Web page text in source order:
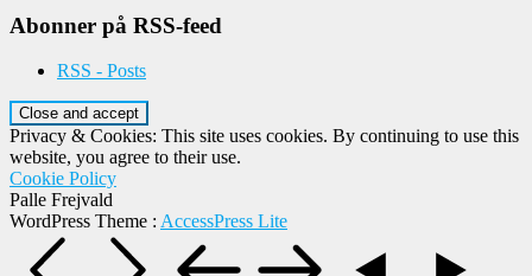
Abonner på RSS-feed
RSS - Posts
Privacy & Cookies: This site uses cookies. By continuing to use this
website, you agree to their use.
Cookie Policy
Palle Frejvald
WordPress Theme : AccessPress Lite